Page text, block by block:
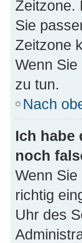
Zeitzone.
Sie
Zeitzone
Wenn
zu tun.
Nach
Ich habe
noch
Wenn
richtig
Uhr des